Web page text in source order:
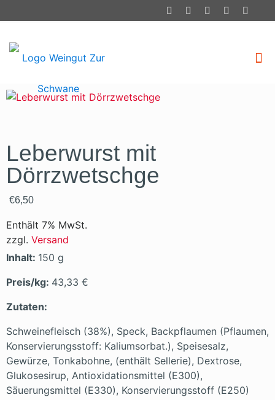
Leberwurst mit
Dörrzwetschge
€6,50
Enthält 7% MwSt.
zzgl. Versand
Inhalt: 150 g
Preis/kg: 43,33 €
Zutaten:
Schweinefleisch (38%), Speck, Backpflaumen (Pflaumen,
Konservierungsstoff: Kaliumsorbat.), Speisesalz,
Gewürze, Tonkabohne, (enthält Sellerie), Dextrose,
Glukosesirup, Antioxidationsmittel (E300),
Säuerungsmittel (E330), Konservierungsstoff (E250)